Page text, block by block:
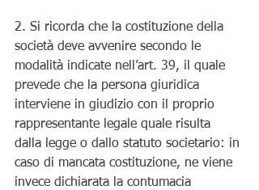
2. Si ricorda che la costituzione della
società deve avvenire secondo le
modalità indicate nell’art. 39, il quale
prevede che la persona giuridica
interviene in giudizio con il proprio
rappresentante legale quale risulta
dalla legge o dallo statuto societario: in
caso di mancata costituzione, ne viene
invece dichiarata la contumacia